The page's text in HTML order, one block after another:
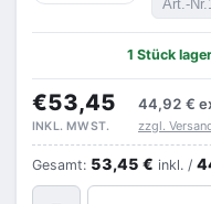
Art.-Nr.
1 Stück
€53,45 44,92 €
INKL. MWST. zzgl.
Gesamt: 53,45 € inkl. /